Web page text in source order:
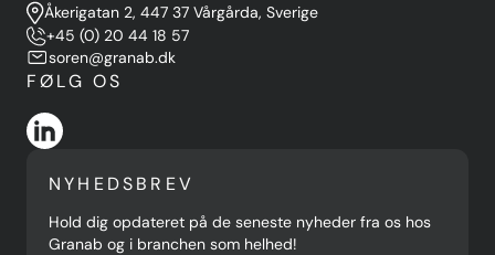
Åkerigatan 2, 447 37 Vårgårda, Sverige
+45 (0) 20 44 18 57
soren@granab.dk
FØLG OS
NYHEDSBREV
Hold dig opdateret på de seneste nyheder fra os hos
Granab og i branchen som helhed!